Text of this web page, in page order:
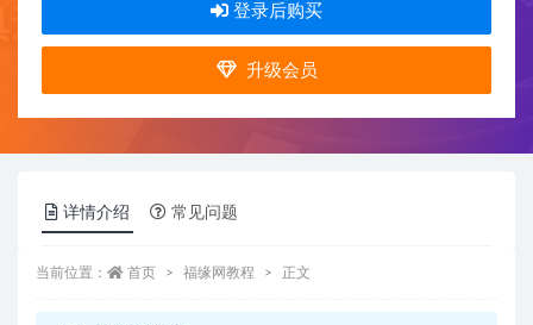
登录后购买
升级会员
详情介绍 常见问题
当前位置： 首页 福缘网教程 正文